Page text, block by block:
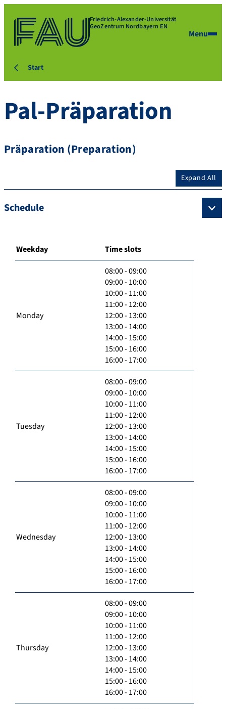
Friedrich-Alexander-Universität
GeoZentrum Nordbayern EN
Menu
Start
Pal-Präparation
Präparation (Preparation)
Expand All
Schedule
Weekday Time slots
Monday
08:00 - 09:00
09:00 - 10:00
10:00 - 11:00
11:00 - 12:00
12:00 - 13:00
13:00 - 14:00
14:00 - 15:00
15:00 - 16:00
16:00 - 17:00
Tuesday
08:00 - 09:00
09:00 - 10:00
10:00 - 11:00
11:00 - 12:00
12:00 - 13:00
13:00 - 14:00
14:00 - 15:00
15:00 - 16:00
16:00 - 17:00
Wednesday
08:00 - 09:00
09:00 - 10:00
10:00 - 11:00
11:00 - 12:00
12:00 - 13:00
13:00 - 14:00
14:00 - 15:00
15:00 - 16:00
16:00 - 17:00
Thursday
08:00 - 09:00
09:00 - 10:00
10:00 - 11:00
11:00 - 12:00
12:00 - 13:00
13:00 - 14:00
14:00 - 15:00
15:00 - 16:00
16:00 - 17:00